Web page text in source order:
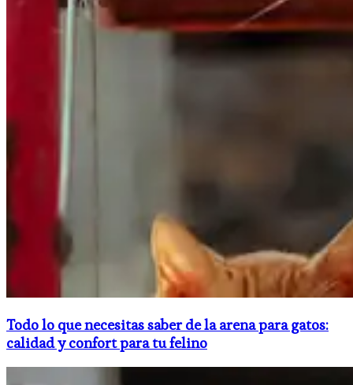
Todo lo que necesitas saber de la arena para gatos:
calidad y confort para tu felino